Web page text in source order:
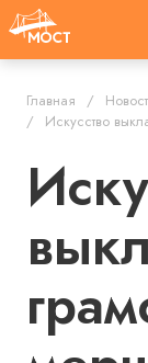
Главная
Искусство